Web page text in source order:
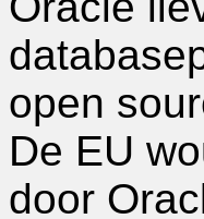
open
De EU
door